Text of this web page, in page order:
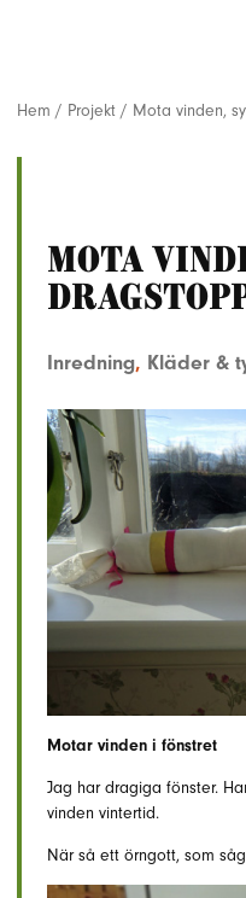
Hem / Projekt / Mota vinden,
Mota
Inredning, Kläder &
Motar vinden i fönstret
Jag har dragiga fönster.
vinden vintertid.
När så ett örngott, som